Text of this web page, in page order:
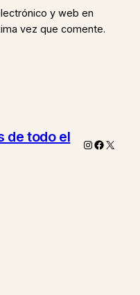
y web en
vez que comente.
de todo el
Instagram
X